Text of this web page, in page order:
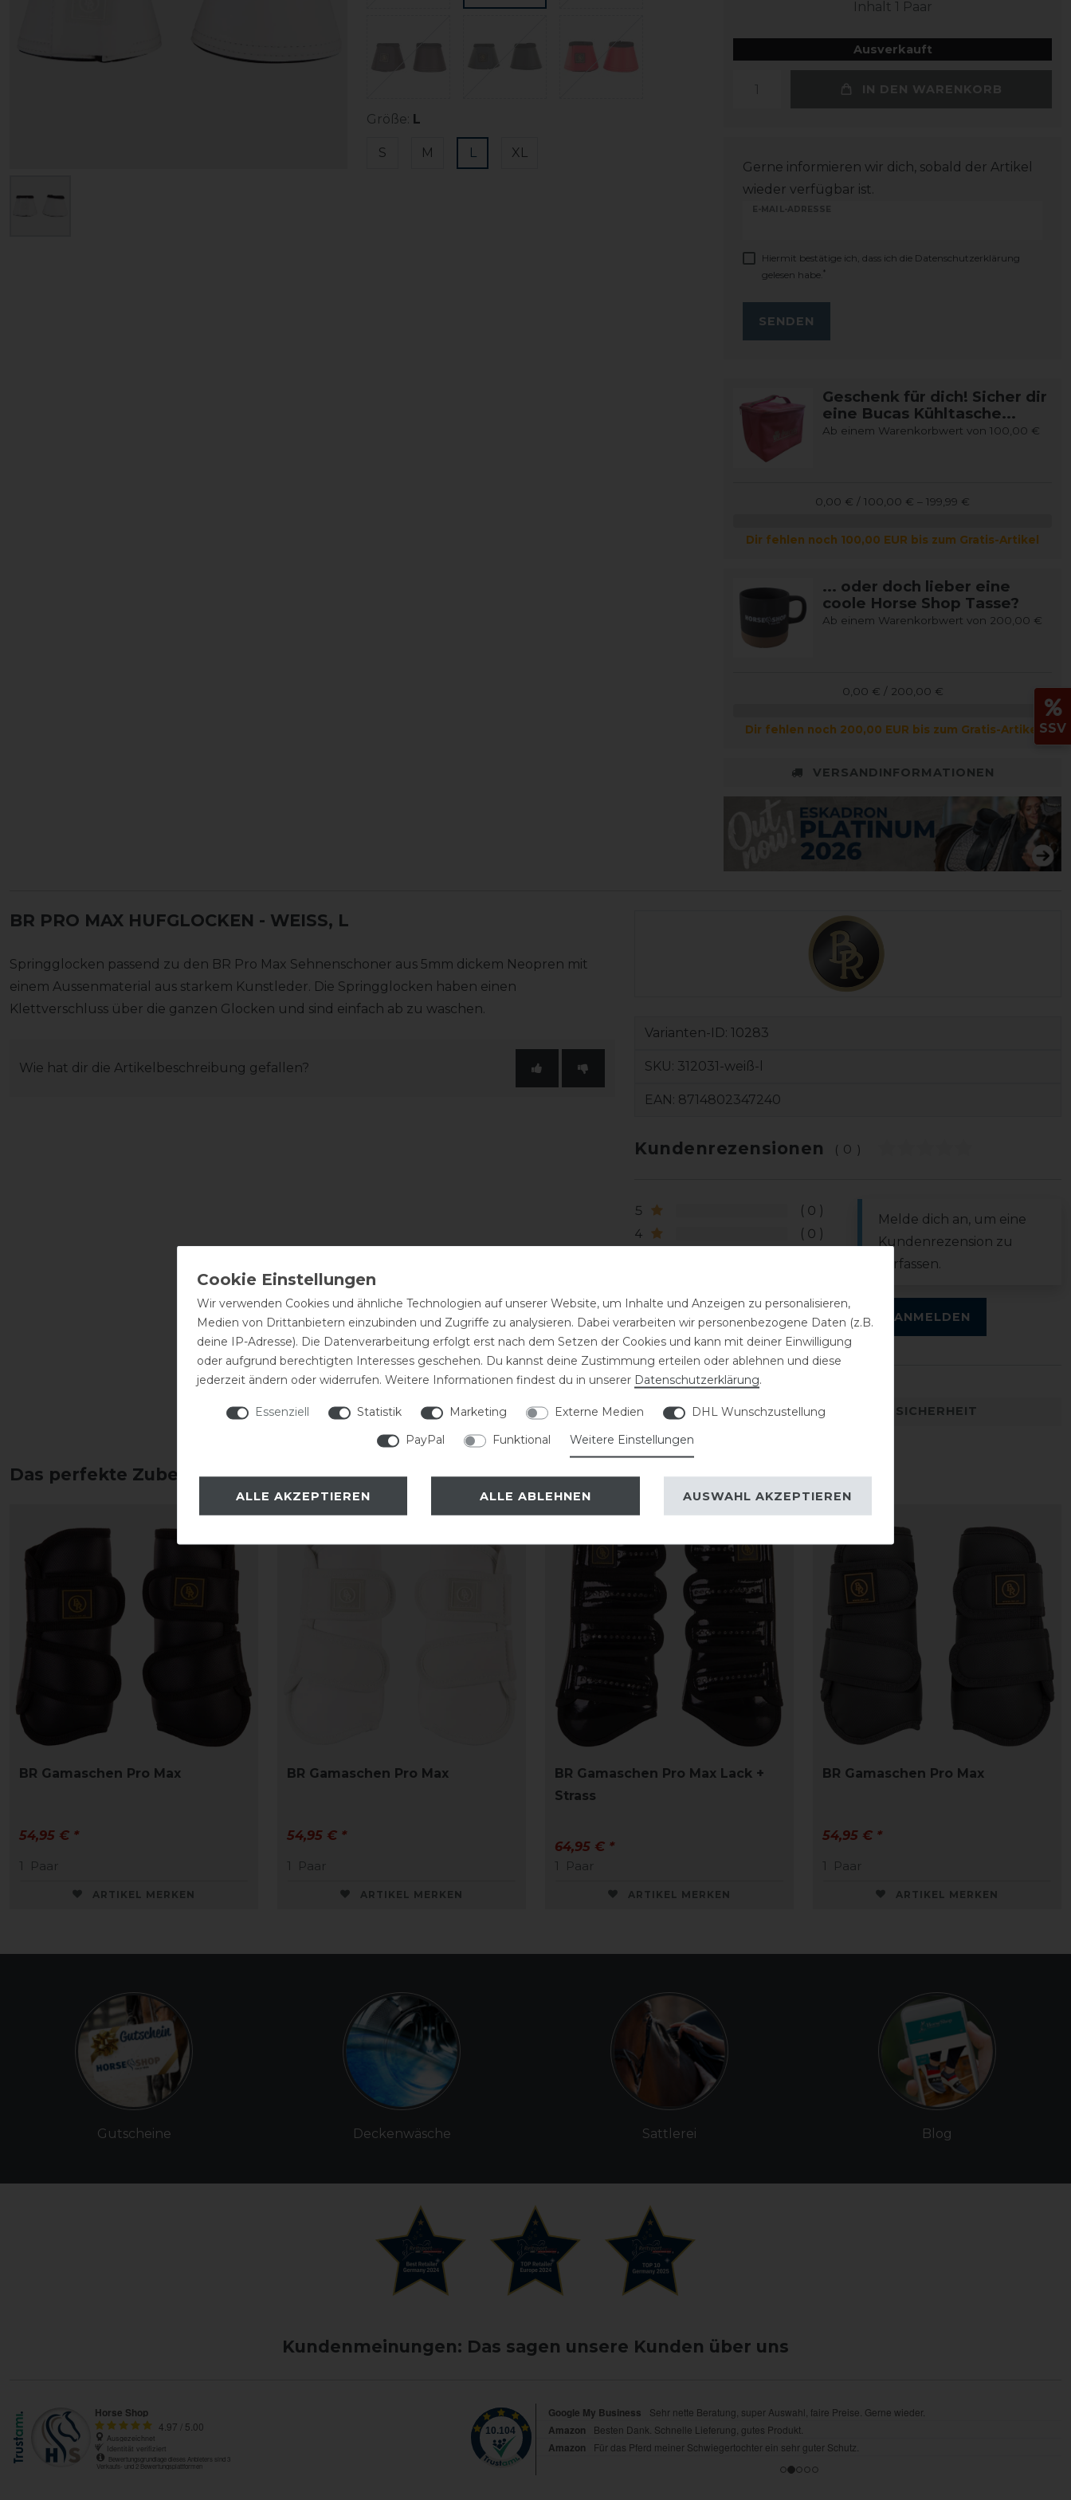
Größe: L
S M L XL
Inhalt 1 Paar
Ausverkauft
IN DEN WARENKORB
Gerne informieren wir dich, sobald der Artikel
wieder verfügbar ist.
E-MAIL-ADRESSE
Hiermit bestätige ich, dass ich die Daten­schutz­erklärung
gelesen habe. *
SENDEN
Geschenk für dich! Sicher dir
eine Bucas Kühltasche...
Ab einem Warenkorbwert von 100,00 €
0,00 € / 100,00 € – 199,99 €
Dir fehlen noch 100,00 EUR bis zum Gratis-Artikel
... oder doch lieber eine
coole Horse Shop Tasse?
Ab einem Warenkorbwert von 200,00 €
0,00 € / 200,00 €
Dir fehlen noch 200,00 EUR bis zum Gratis-Artikel
VERSANDINFORMATIONEN
BR PRO MAX HUFGLOCKEN - WEISS, L
Springglocken passend zu den BR Pro Max Sehnenschoner aus 5mm dickem Neopren mit
einem Aussenmaterial aus starkem Kunstleder. Die Springglocken haben einen
Klettverschluss über die ganzen Glocken und sind einfach ab zu waschen.
Wie hat dir die Artikelbeschreibung gefallen?
Varianten-ID: 10283
SKU: 312031-weiß-l
EAN: 8714802347240
Kundenrezensionen (0)
5
0
4
0
1
0
Melde dich an, um eine
Kundenrezension zu
verfassen.
ANMELDEN
DETAILS ZUR PRODUKTSICHERHEIT
Das perfekte Zubehör für dich
BR Gamaschen Pro Max
54,95 € *
1
Paar
ARTIKEL MERKEN
BR Gamaschen Pro Max
54,95 € *
1
Paar
ARTIKEL MERKEN
BR Gamaschen Pro Max Lack +
Strass
64,95 € *
1
Paar
ARTIKEL MERKEN
BR Gamaschen Pro Max
54,95 € *
1
Paar
ARTIKEL MERKEN
Gutscheine Deckenwäsche Sattlerei Blog
Kundenmeinungen: Das sagen unsere Kunden über uns
SSV
Wir verwenden Cookies und ähnliche Technologien auf unserer Website, um Inhalte und Anzeigen zu personalisieren,
Medien von Drittanbietern einzubinden und Zugriffe zu analysieren. Dabei verarbeiten wir personenbezogene Daten (z.B.
deine IP-Adresse). Die Datenverarbeitung erfolgt erst nach dem Setzen der Cookies und kann mit deiner Einwilligung
oder aufgrund berechtigten Interesses geschehen. Du kannst deine Zustimmung erteilen oder ablehnen und diese
jederzeit ändern oder widerrufen. Weitere Informationen findest du in unserer Daten­schutz­erklärung.
Essenziell Statistik Marketing Externe Medien
DHL Wunschzustellung
PayPal
Funktional Weitere Einstellungen
ALLE AKZEPTIEREN ALLE ABLEHNEN AUSWAHL AKZEPTIEREN